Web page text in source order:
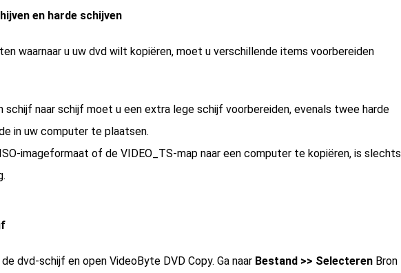
en harde schijven
waarnaar u uw dvd wilt kopiëren, moet u verschillende items voorbereiden
schijf naar schijf moet u een extra lege schijf voorbereiden, evenals twee harde
in uw computer te plaatsen.
imageformaat of de VIDEO_TS-map naar een computer te kopiëren, is slechts
dvd-schijf en open VideoByte DVD Copy. Ga naar Bestand >> SelecterenBron